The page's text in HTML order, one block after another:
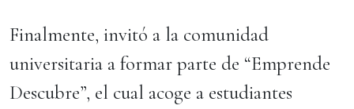
Finalmente, invitó a la comunidad
universitaria a formar parte de “Emprende
Descubre”, el cual acoge a estudiantes